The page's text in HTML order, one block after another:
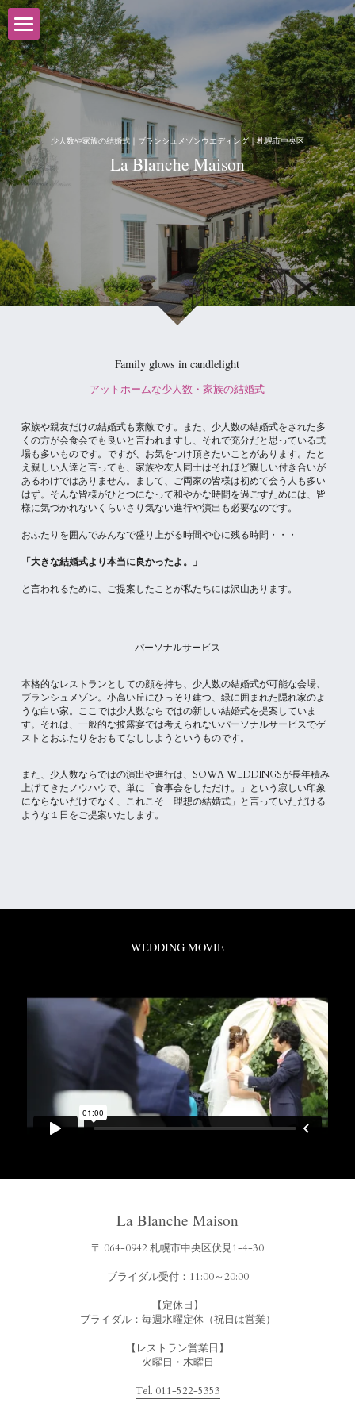
TOP
GRANMANIE
Jardin de Bonheur
Rose Garden Christ Church
Pietra Serena
La Blanche Maison
少人数や家族の結婚式｜ブランシュメゾンウエディング｜札幌市中央区
La Blanche Maison
Family glows in candlelight
アットホームな少人数・家族の結婚式
家族や親友だけの結婚式も素敵です。また、少人数の結婚式をされた多
くの方が会食会でも良いと言われますし、それで充分だと思っている式
場も多いものです。ですが、お気をつけ頂きたいことがあります。たと
え親しい人達と言っても、家族や友人同士はそれほど親しい付き合いが
あるわけではありません。まして、ご両家の皆様は初めて会う人も多い
はず。そんな皆様がひとつになって和やかな時間を過ごすためには、皆
様に気づかれないくらいさり気ない進行や演出も必要なのです。
おふたりを囲んでみんなで盛り上がる時間や心に残る時間・・・
「大きな結婚式より本当に良かったよ。」
と言われるために、ご提案したことが私たちには沢山あります。
パーソナルサービス
本格的なレストランとしての顔を持ち、少人数の結婚式が可能な会場、
ブランシュメゾン。小高い丘にひっそり建つ、緑に囲まれた隠れ家のよ
うな白い家。ここでは少人数ならではの新しい結婚式を提案していま
す。それは、一般的な披露宴では考えられないパーソナルサービスでゲ
ストとおふたりをおもてなししようというものです。
また、少人数ならではの演出や進行は、SOWA WEDDINGSが長年積み
上げてきたノウハウで、単に「食事会をしただけ。」という寂しい印象
にならないだけでなく、これこそ「理想の結婚式」と言っていただける
ような１日をご提案いたします。
WEDDING MOVIE
La Blanche Maison
〒 064-0942 札幌市中央区伏見1-4-30
ブライダル受付：11:00～20:00
【定休日】
ブライダル：毎週水曜定休（祝日は営業）
【レストラン営業日】
火曜日・木曜日
Tel. 011-522-5353